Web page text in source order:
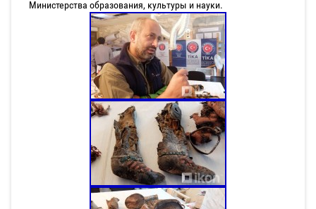
Министерства образования, культуры и науки.